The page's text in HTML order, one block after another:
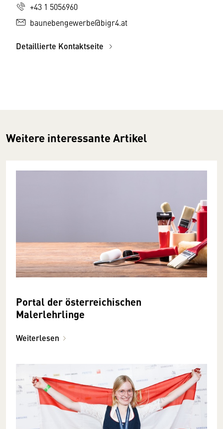
+43 1 5056960
baunebengewerbe@bigr4.at
Detaillierte Kontaktseite
Weitere interessante Artikel
Portal der österreichischen
Malerlehrlinge
Weiterlesen